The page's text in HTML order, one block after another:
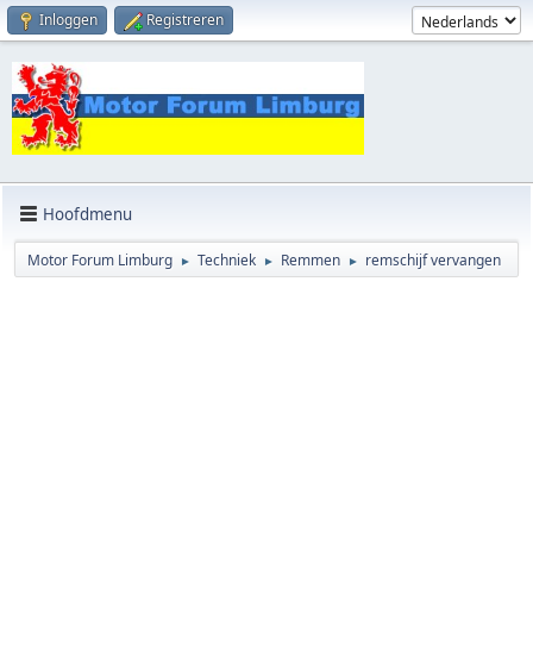
Inloggen Registreren
Hoofdmenu
Motor Forum Limburg ► Techniek ► Remmen ► remschijf vervangen